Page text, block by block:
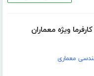
ویژه معماران
معماری